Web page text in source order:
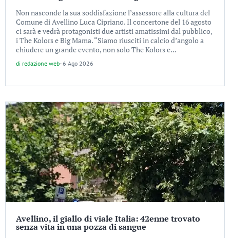
Non nasconde la sua soddisfazione l’assessore alla cultura del
Comune di Avellino Luca Cipriano. Il concertone del 16 agosto
ci sarà e vedrà protagonisti due artisti amatissimi dal pubblico,
i The Kolors e Big Mama. “Siamo riusciti in calcio d’angolo a
chiudere un grande evento, non solo The Kolors e...
di redazione web-6 Ago 2026
Avellino, il giallo di viale Italia: 42enne trovato
senza vita in una pozza di sangue